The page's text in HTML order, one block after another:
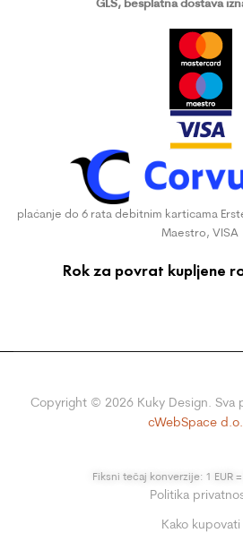
plaćanje do 6 rata debitnim karticama
Maestro, VISA
Rok za povrat kupljene
Copyright © 2026Kuky Design. Sva
cWebSpace
Fiksni tečaj konverzije: 1 EUR
Politika
Kako kupovati